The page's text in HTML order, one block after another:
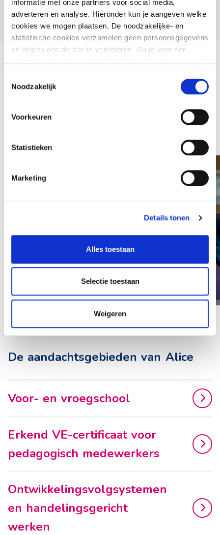
informatie met onze partners voor social media,
adverteren en analyse. Hieronder kun je aangeven welke
cookies we mogen plaatsen. De noodzakelijke- en
statistische cookies verzamelen geen persoonsgegevens
en helpen ons de site te verbeteren. Ga je voor een
Noodzakelijk
Voorkeuren
Statistieken
Marketing
Details tonen
Alles toestaan
Selectie toestaan
Weigeren
Meertaligheid in de kinderopvang: een
De aandachtsgebieden van Alice
Voor- en vroegschool
Erkend VE-certificaat voor
pedagogisch medewerkers
Ontwikkelingsvolgsystemen
en handelingsgericht
werken